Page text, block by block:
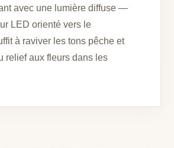
avec une lumière diffuse —
LED orienté vers le
à raviver les tons pêche et
relief aux fleurs dans les